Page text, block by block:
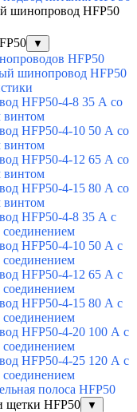
шинопровод HFP50
▼
HFP50
шинопровод HFP50
HFP50-4-8 35 А со
винтом
HFP50-4-10 50 А со
винтом
HFP50-4-12 65 А со
винтом
HFP50-4-15 80 А со
винтом
HFP50-4-8 35 А с
HFP50-4-10 50 А с
HFP50-4-12 65 А с
HFP50-4-15 80 А с
HFP50-4-20 100 А с
HFP50-4-25 120 А с
полоса HFP50
щетки HFP50
▼